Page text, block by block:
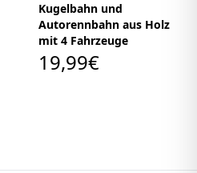
Kugelbahn und
Autorennbahn aus Holz
mit 4 Fahrzeuge
19,99€